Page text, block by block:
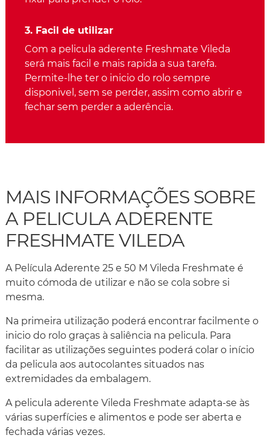
3. Facil de utilizar
Com a pelicula aderente Freshmate Vileda
será mais facil e mais rapida a sua tarefa.
Permite-lhe ter o inicio do rolo sempre
disponivel, sem se perder, assim como abrir e
fechar sem perder a aderência.
MAIS INFORMAÇÕES SOBRE
A PELICULA ADERENTE
FRESHMATE VILEDA
A Película Aderente 25 e 50 M Vileda Freshmate é
muito cómoda de utilizar e não se cola sobre si
mesma.
Na primeira utilização poderá encontrar facilmente o
inicio do rolo graças à saliência na pelicula. Para
facilitar as utilizações seguintes poderá colar o início
da pelicula aos autocolantes situados nas
extremidades da embalagem.
A pelicula aderente Vileda Freshmate adapta-se às
várias superfícies e alimentos e pode ser aberta e
fechada várias vezes.